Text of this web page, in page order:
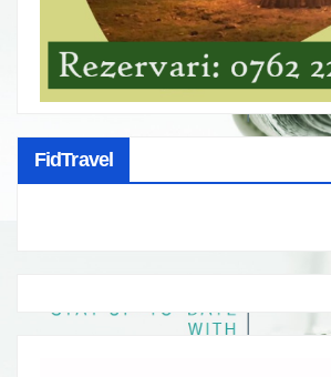
FidTravel